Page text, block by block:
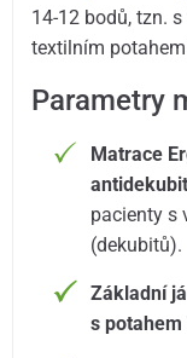
14-12 bodů, tzn.
textilním
Parametry
Matrace
pacienty s
(dekubitů).
Základní
s potahem